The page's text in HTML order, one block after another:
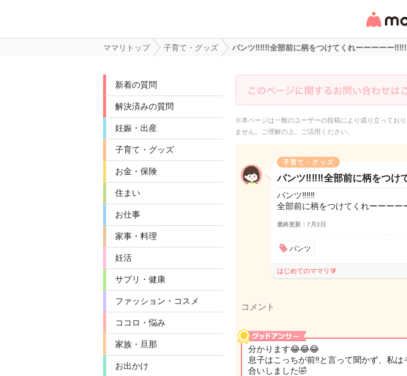
リ・情報
ママリトップ 子育て・グッズ パンツ‼︎‼︎‼︎全部前に柄をつけてくれーーーーー
新着の質問
解決済みの質問
妊娠・出産
子育て・グッズ
お金・保険
住まい
お仕事
家事・料理
妊活
サプリ・健康
ファッション・コスメ
ココロ・悩み
家族・旦那
お出かけ
※本ページは一般のユーザーの投稿により成り立ってお
ません。ご理解の上、ご活用ください。
子育て・グッズ
パンツ‼︎‼︎‼︎全部前に柄をつけ
パンツ‼︎‼︎‼︎
全部前に柄をつけてくれーーーー
最終更新：7月2日
パンツ
はじめてのママリ🔰
コメント
分かります😂😂😂
息子はこっちが前‼️と言って聞かず、私
合いしました🤣